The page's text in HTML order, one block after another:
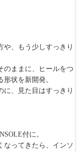
、もう少しすっきり
のままに、ヒールをつ
状を新開発。
に、見た目はすっきり
付に。
なってきたら、インソ